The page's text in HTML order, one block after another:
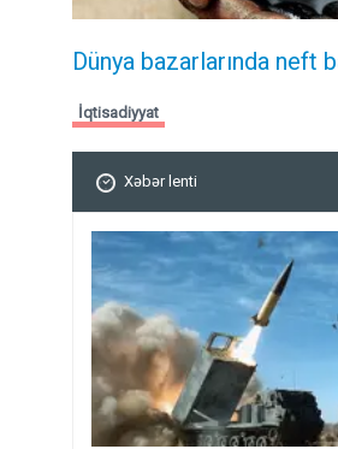
Dünya bazarlarında neft
İqtisadiyyat
Xəbər lenti